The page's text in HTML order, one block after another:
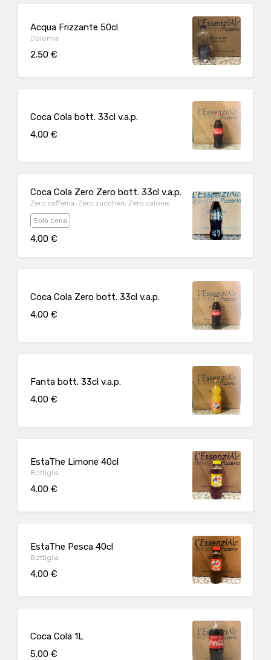
Acqua Frizzante 50cl
Dolomia
2.50 €
Coca Cola bott. 33cl v.a.p.
4.00 €
Coca Cola Zero Zero bott. 33cl v.a.p.
Zero caffeina, Zero zuccheri, Zero calorie,
Solo cena
4.00 €
Coca Cola Zero bott. 33cl v.a.p.
4.00 €
Fanta bott. 33cl v.a.p.
4.00 €
EstaThe Limone 40cl
Bottiglia
4.00 €
EstaThe Pesca 40cl
Bottiglia
4.00 €
Coca Cola 1L
5.00 €